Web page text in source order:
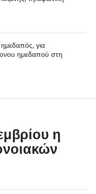
για
ημεδαπού στη
η